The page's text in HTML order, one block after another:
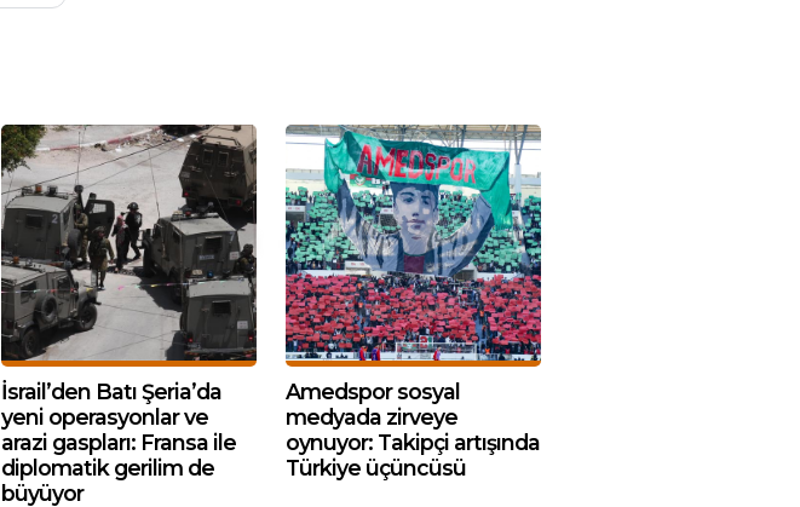
İsrail’den Batı Şeria’da
yeni operasyonlar ve
arazi gaspları: Fransa ile
diplomatik gerilim de
büyüyor
Amedspor sosyal
medyada zirveye
oynuyor: Takipçi artışında
Türkiye üçüncüsü